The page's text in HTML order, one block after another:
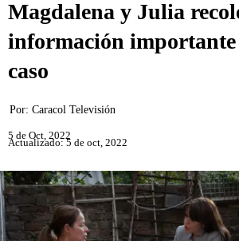
Magdalena y Julia
información importante
caso
Por: Caracol Televisión
5 de Oct, 2022
Actualizado: 5 de oct, 2022